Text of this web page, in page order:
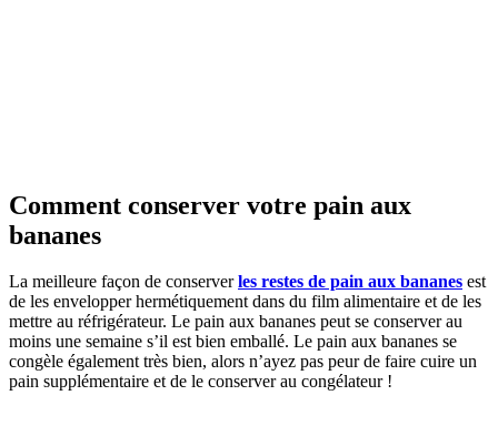
Comment conserver votre pain aux
bananes
La meilleure façon de conserver les restes de pain aux bananes est
de les envelopper hermétiquement dans du film alimentaire et de les
mettre au réfrigérateur. Le pain aux bananes peut se conserver au
moins une semaine s’il est bien emballé. Le pain aux bananes se
congèle également très bien, alors n’ayez pas peur de faire cuire un
pain supplémentaire et de le conserver au congélateur !